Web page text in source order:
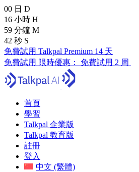
00 日 D
16 小時 H
59 分鐘 M
41 秒 S
免費試用 Talkpal Premium 14 天
免費試用 限時優惠： 免費試用 2 周
首頁
學習
Talkpal 企業版
Talkpal 教育版
註冊
登入
中文 (繁體)